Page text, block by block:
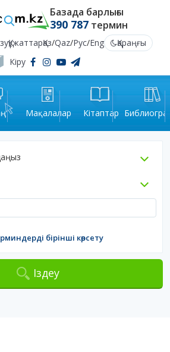
Базада барлығы
390 787термин
ҚұжаттарҚаз/Qaz/Рус/Eng
Қараңғы
Кіру
Мақалалар Кітаптар
бірінші көрсету
Іздеу